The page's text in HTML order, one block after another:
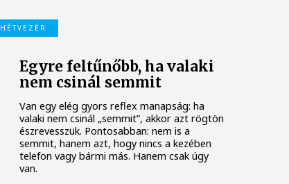
HÉTVEZÉR
Egyre feltűnőbb, ha valaki
nem csinál semmit
Van egy elég gyors reflex manapság: ha
valaki nem csinál „semmit”, akkor azt rögtön
észrevesszük. Pontosabban: nem is a
semmit, hanem azt, hogy nincs a kezében
telefon vagy bármi más. Hanem csak úgy
van.